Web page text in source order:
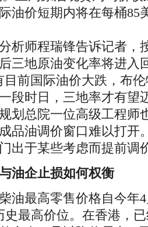
油价短期内将在每桶85
师程瑞锋告诉记者，
三地原油变化率将进入
目前国际油价大跌，布
段时日，三地率才有望
总院一位高级工程师
品油调价窗口难以打开
出于某些考虑而提前调
油企止损如何权衡
最高零售价格自今年4
史最高价位。在香港，